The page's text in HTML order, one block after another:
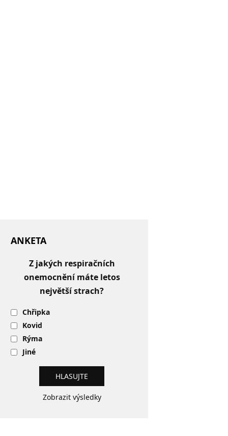
ANKETA
Z jakých respiračních
onemocnění máte letos
největší strach?
Chřipka
Kovid
Rýma
Jiné
Zobrazit výsledky